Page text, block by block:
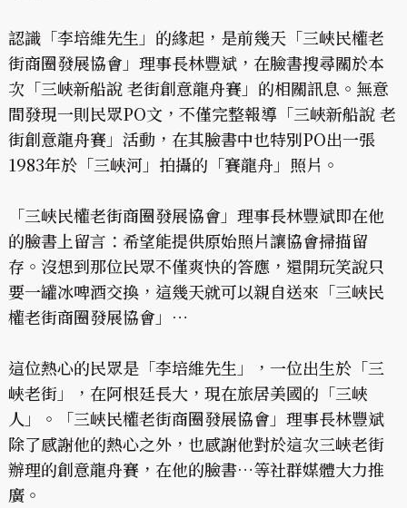
認識「李培維先生」的緣起，是前幾天「三峽民權老
街商圈發展協會」理事長林豐斌，在臉書搜尋關於本
次「三峽新船說 老街創意龍舟賽」的相關訊息。無意
間發現一則民眾PO文，不僅完整報導「三峽新船說 老
街創意龍舟賽」活動，在其臉書中也特別PO出一張
1983年於「三峽河」拍攝的「賽龍舟」照片。
「三峽民權老街商圈發展協會」理事長林豐斌即在他
的臉書上留言：希望能提供原始照片讓協會掃描留
存。沒想到那位民眾不僅爽快的答應，還開玩笑說只
要一罐冰啤酒交換，這幾天就可以親自送來「三峽民
權老街商圈發展協會」…
這位熱心的民眾是「李培維先生」，一位出生於「三
峽老街」，在阿根廷長大，現在旅居美國的「三峽
人」。「三峽民權老街商圈發展協會」理事長林豐斌
除了感謝他的熱心之外，也感謝他對於這次三峽老街
辦理的創意龍舟賽，在他的臉書…等社群媒體大力推
廣。